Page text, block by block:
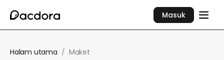
Masuk
Halam utama / Maket